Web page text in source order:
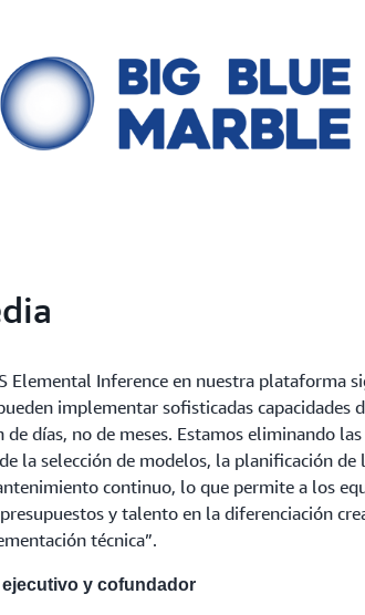
Elemental Inference en nuestra plataforma
implementar sofisticadas capacidades
de días, no de meses. Estamos eliminando las
la selección de modelos, la planificación de
continuo, lo que permite a los
y talento en la diferenciación
técnica”.
y cofundador